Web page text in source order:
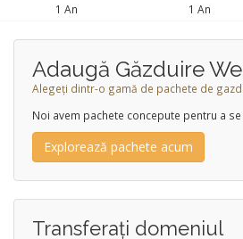
1 An 1 An
Adaugă Găzduire
Alegeți dintr-o gamă de pachete de
Noi avem pachete concepute pentru a
Explorează pachete acum
Transferați domeniul